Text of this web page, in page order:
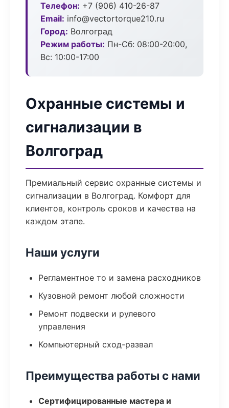
Телефон: +7 (906) 410-26-87
Email: info@vectortorque210.ru
Город: Волгоград
Режим работы: Пн-Сб: 08:00-20:00,
Вс: 10:00-17:00
Охранные системы и
сигнализации в
Волгоград
Премиальный сервис охранные системы и
сигнализации в Волгоград. Комфорт для
клиентов, контроль сроков и качества на
каждом этапе.
Наши услуги
Регламентное то и замена расходников
Кузовной ремонт любой сложности
Ремонт подвески и рулевого
управления
Компьютерный сход-развал
Преимущества работы с нами
Сертифицированные мастера и